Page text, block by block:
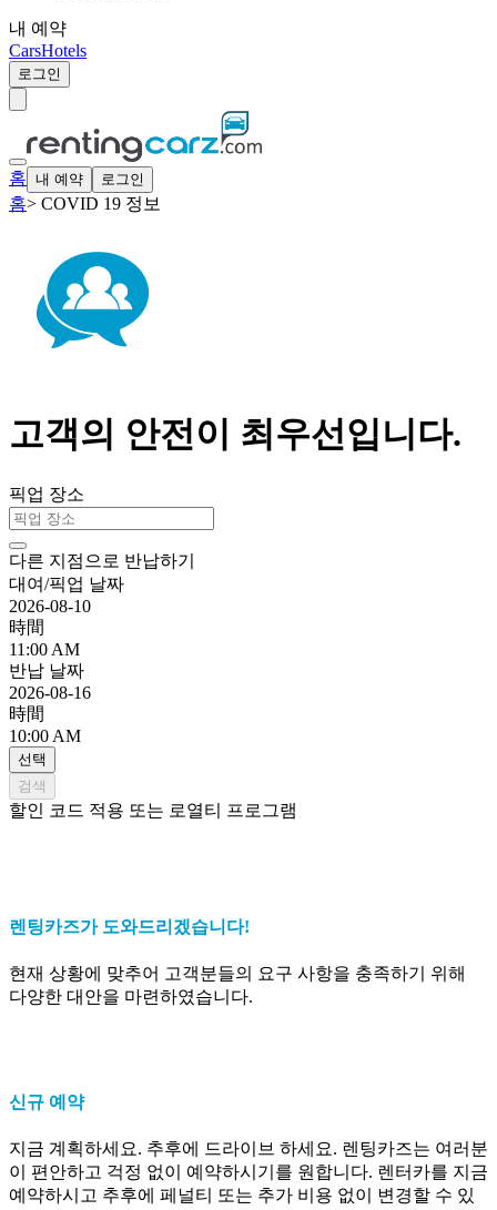
내 예약
CarsHotels
로그인
홈 내 예약 로그인
홈> COVID 19 정보
고객의 안전이 최우선입니다.
픽업 장소
다른 지점으로 반납하기
대여/픽업 날짜
2026-08-10
時間
11:00 AM
반납 날짜
2026-08-16
時間
10:00 AM
선택
검색
할인 코드 적용 또는 로열티 프로그램
렌팅카즈가 도와드리겠습니다!
현재 상황에 맞추어 고객분들의 요구 사항을 충족하기 위해
다양한 대안을 마련하였습니다.
신규 예약
지금 계획하세요. 추후에 드라이브 하세요. 렌팅카즈는 여러분
이 편안하고 걱정 없이 예약하시기를 원합니다. 렌터카를 지금
예약하시고 추후에 페널티 또는 추가 비용 없이 변경할 수 있